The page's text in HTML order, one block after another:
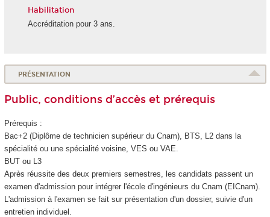
Habilitation
Accréditation pour 3 ans.
PRÉSENTATION
Public, conditions d’accès et prérequis
Prérequis :
Bac+2 (Diplôme de technicien supérieur du Cnam), BTS, L2 dans la
spécialité ou une spécialité voisine, VES ou VAE.
BUT ou L3
Après réussite des deux premiers semestres, les candidats passent un
examen d'admission pour intégrer l'école d'ingénieurs du Cnam (EICnam).
L'admission à l'examen se fait sur présentation d'un dossier, suivie d'un
entretien individuel.